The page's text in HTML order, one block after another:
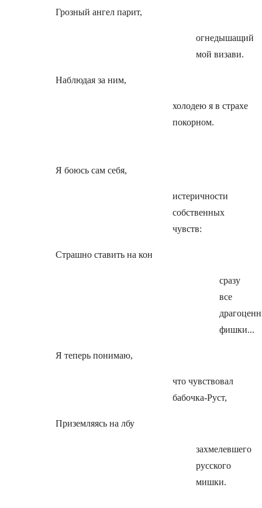
Грозный ангел парит,
огнедышащий
мой визави.
Наблюдая за ним,
холодею я в страхе
покорном.
Я боюсь сам себя,
истеричности
собственных
чувств:
Страшно ставить на кон
сразу
все
фишки...
Я теперь понимаю,
что чувствовал
бабочка-Руст,
Приземляясь на лбу
захмелевшего
русского
мишки.